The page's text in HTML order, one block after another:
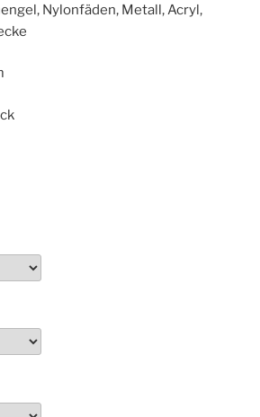
Nylonfäden, Metall, Acryl,